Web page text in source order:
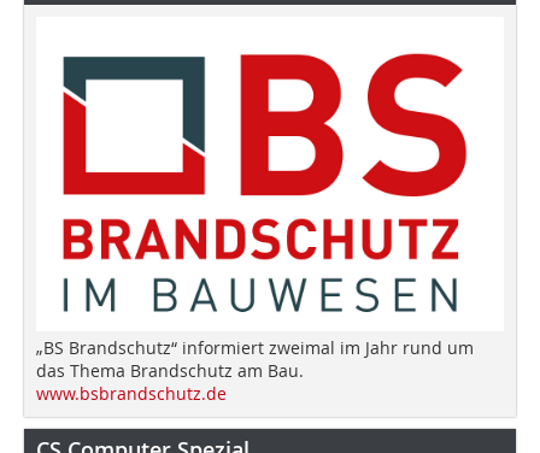
„BS Brandschutz“ informiert zweimal im Jahr rund um
das Thema Brandschutz am Bau.
www.bsbrandschutz.de